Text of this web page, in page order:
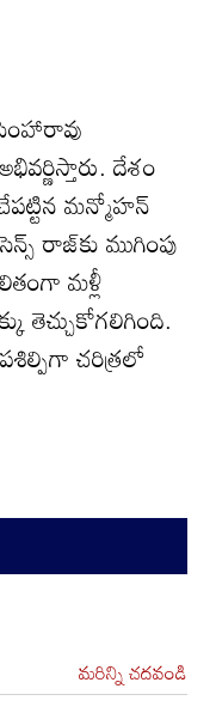
దేశం
చేపట్టిన మన్మోహన్
రాజ్‌కు ముగింపు
మళ్లీ
తెచ్చుకోగలిగింది.
చరిత్రలో
మరిన్ని చదవండి